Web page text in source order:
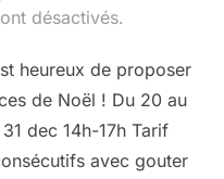
le
désactivés.
heureux de proposer
de Noël ! Du 20 au
dec 14h-17h Tarif
avec gouter